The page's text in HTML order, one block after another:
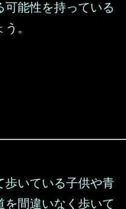
可能性を持っている
。
歩いている子供や青
を間違いなく歩いて